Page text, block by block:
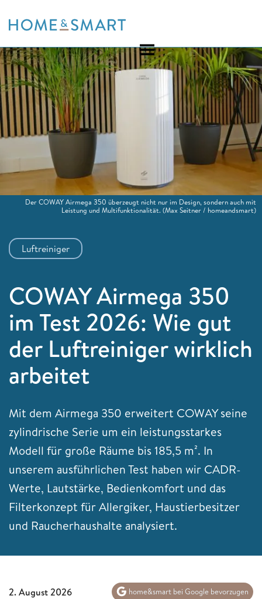
to
Luftreiniger
COWAY Airmega 350
im Test 2026: Wie gut
der Luftreiniger wirklich
arbeitet
Mit dem Airmega 350 erweitert COWAY seine
zylindrische Serie um ein leistungsstarkes
Modell für große Räume bis 185,5 m². In
unserem ausführlichen Test haben wir CADR-
Werte, Lautstärke, Bedienkomfort und das
Filterkonzept für Allergiker, Haustierbesitzer
und Raucherhaushalte analysiert.
Der COWAY Airmega 350 überzeugt nicht nur im Design, sondern auch mit
Leistung und Multifunktionalität.(Max Seitner / homeandsmart)
2. August 2026 home&smart bei Google bevorzugen